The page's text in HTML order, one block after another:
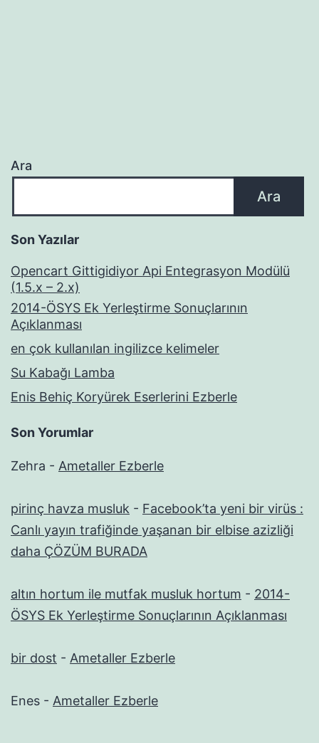
Ara
Ara
Son Yazılar
Opencart Gittigidiyor Api Entegrasyon Modülü
(1.5.x – 2.x)
2014-ÖSYS Ek Yerleştirme Sonuçlarının
Açıklanması
en çok kullanılan ingilizce kelimeler
Su Kabağı Lamba
Enis Behiç Koryürek Eserlerini Ezberle
Son Yorumlar
Zehra - Ametaller Ezberle
pirinç havza musluk - Facebook’ta yeni bir virüs :
Canlı yayın trafiğinde yaşanan bir elbise azizliği
daha ÇÖZÜM BURADA
altın hortum ile mutfak musluk hortum - 2014-
ÖSYS Ek Yerleştirme Sonuçlarının Açıklanması
bir dost - Ametaller Ezberle
Enes - Ametaller Ezberle